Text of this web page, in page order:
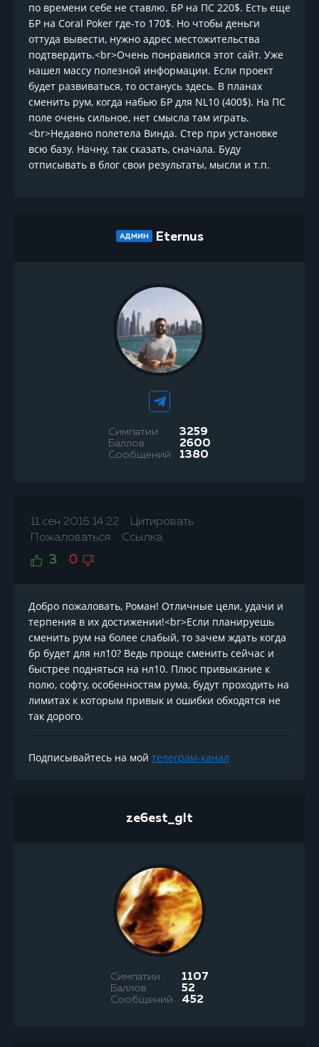
по времени себе не ставлю. БР на ПС 220$. Есть еще
БР на Coral Poker где-то 170$. Но чтобы деньги
оттуда вывести, нужно адрес местожительства
подтвердить.<br>Очень понравился этот сайт. Уже
нашел массу полезной информации. Если проект
будет развиваться, то останусь здесь. В планах
сменить рум, когда набью БР для NL10 (400$). На ПС
поле очень сильное, нет смысла там играть.
<br>Недавно полетела Винда. Стер при установке
всю базу. Начну, так сказать, сначала. Буду
отписывать в блог свои результаты, мысли и т.п.
АДМИН Eternus
Симпатии 3259
Баллов 2600
Сообщений 1380
11 сен 2016 14:22
Цитировать
Пожаловаться
Ссылка
3 0
Добро пожаловать, Роман! Отличные цели, удачи и
терпения в их достижении!<br>Если планируешь
сменить рум на более слабый, то зачем ждать когда
бр будет для нл10? Ведь проще сменить сейчас и
быстрее подняться на нл10. Плюс привыкание к
полю, софту, особенностям рума, будут проходить на
лимитах к которым привык и ошибки обходятся не
так дорого.
Подписывайтесь на мой телеграм-канал
ze6est_glt
Симпатии 1107
Баллов 52
Сообщений 452